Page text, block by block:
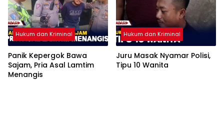
Hukum dan Kriminal
Panik Kepergok Bawa
Sajam, Pria Asal Lamtim
Menangis
Hukum dan Kriminal
Juru Masak Nyamar Polisi,
Tipu 10 Wanita